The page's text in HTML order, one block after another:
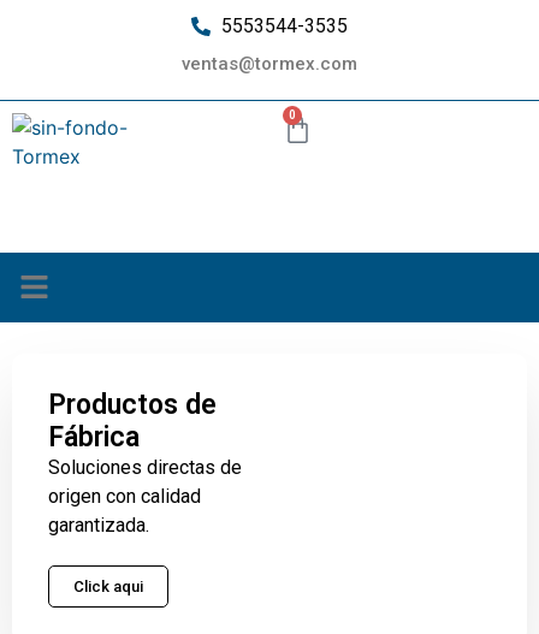
5553544-3535
ventas@tormex.com
0
Productos de
Fábrica
Soluciones directas de
origen con calidad
garantizada.
Click aqui